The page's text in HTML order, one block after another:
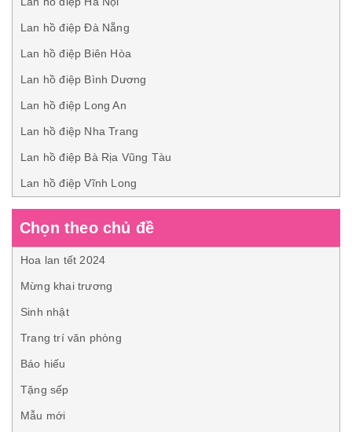
Lan hồ điệp Đà Nẵng
Lan hồ điệp Biên Hòa
Lan hồ điệp Bình Dương
Lan hồ điệp Long An
Lan hồ điệp Nha Trang
Lan hồ điệp Bà Rịa Vũng Tàu
Lan hồ điệp Vĩnh Long
Chọn theo chủ đề
Hoa lan tết 2024
Mừng khai trương
Sinh nhật
Trang trí văn phòng
Báo hiếu
Tặng sếp
Mẫu mới